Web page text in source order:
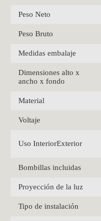
Peso Neto
Peso Bruto
Medidas embalaje
Dimensiones alto x
ancho x fondo
Material
Voltaje
Uso InteriorExterior
Bombillas incluidas
Proyección de la luz
Tipo de instalación